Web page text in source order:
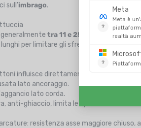
sull'imbrago.
generalmentetra 11 e 25 cm
. Più è lunga,
per limitare gli sfregamenti.
influisce direttamente sulla facilità di
lato ancoraggio.
lato corda.
anti-ghiaccio, limita le aperture
resistenza asse maggiore chiuso,